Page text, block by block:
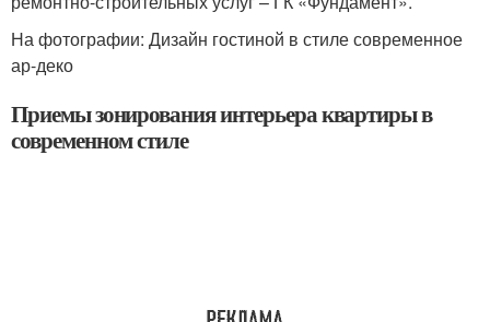
На фотографии: Дизайн гостиной в стиле современное
ар-деко
Приемы зонирования интерьера квартиры в
современном стиле